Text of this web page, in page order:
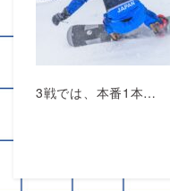
3戦では、本番1本…